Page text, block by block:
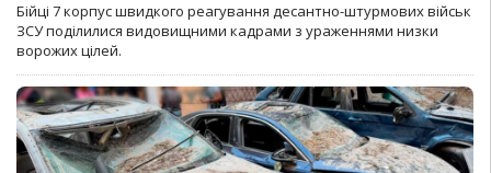
Бійці 7 корпус швидкого реагування десантно-штурмових військ
ЗСУ поділилися видовищними кадрами з ураженнями низки
ворожих цілей.